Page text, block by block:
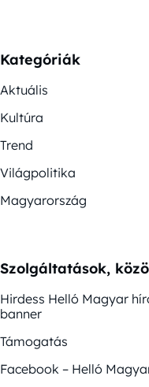
Kategóriák
Aktuális
Kultúra
Trend
Világpolitika
Magyarország
Szolgáltatások,
Hirdess Helló Magyar
banner
Támogatás
Facebook – Helló